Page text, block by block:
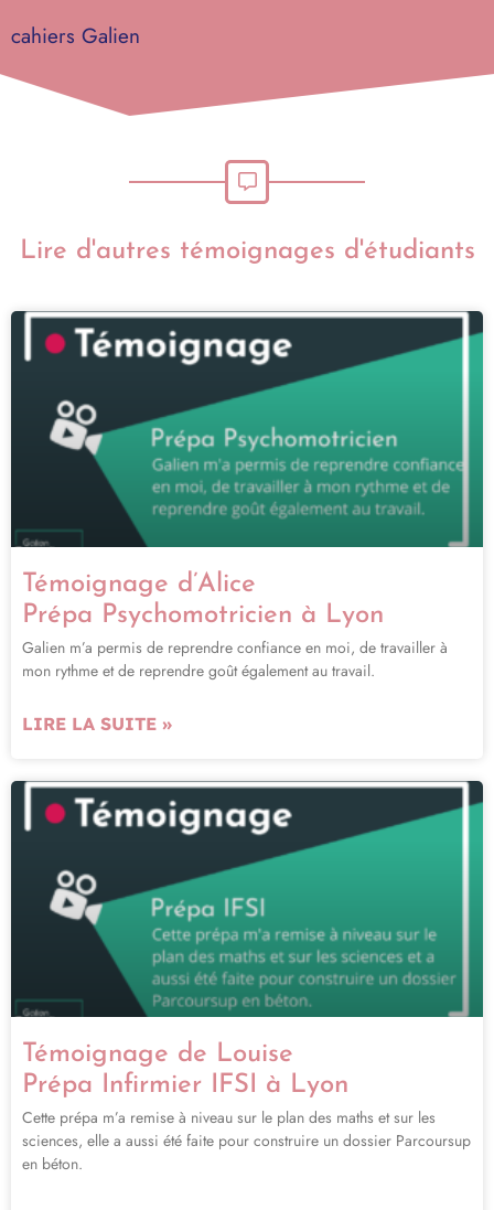
cahiers Galien
Lire d'autres témoignages d'étudiants
Témoignage d’Alice
Prépa Psychomotricien à Lyon
Galien m’a permis de reprendre confiance en moi, de travailler à
mon rythme et de reprendre goût également au travail.
LIRE LA SUITE »
Témoignage de Louise
Prépa Infirmier IFSI à Lyon
Cette prépa m’a remise à niveau sur le plan des maths et sur les
sciences, elle a aussi été faite pour construire un dossier Parcoursup
en béton.